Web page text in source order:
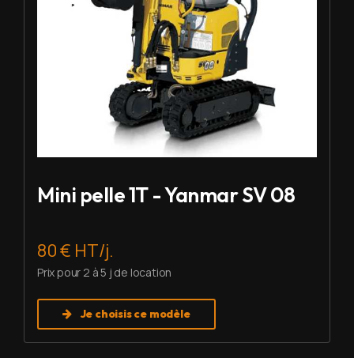
Mini pelle 1T - Yanmar SV 08
80 € HT/j.
Prix pour 2 à 5 j de location
Je choisis ce modèle